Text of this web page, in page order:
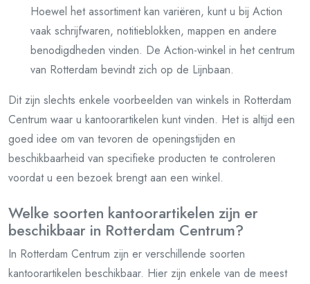
Hoewel het assortiment kan variëren, kunt u bij Action
vaak schrijfwaren, notitieblokken, mappen en andere
benodigdheden vinden. De Action-winkel in het centrum
van Rotterdam bevindt zich op de Lijnbaan.
Dit zijn slechts enkele voorbeelden van winkels in Rotterdam
Centrum waar u kantoorartikelen kunt vinden. Het is altijd een
goed idee om van tevoren de openingstijden en
beschikbaarheid van specifieke producten te controleren
voordat u een bezoek brengt aan een winkel.
Welke soorten kantoorartikelen zijn er
beschikbaar in Rotterdam Centrum?
In Rotterdam Centrum zijn er verschillende soorten
kantoorartikelen beschikbaar. Hier zijn enkele van de meest